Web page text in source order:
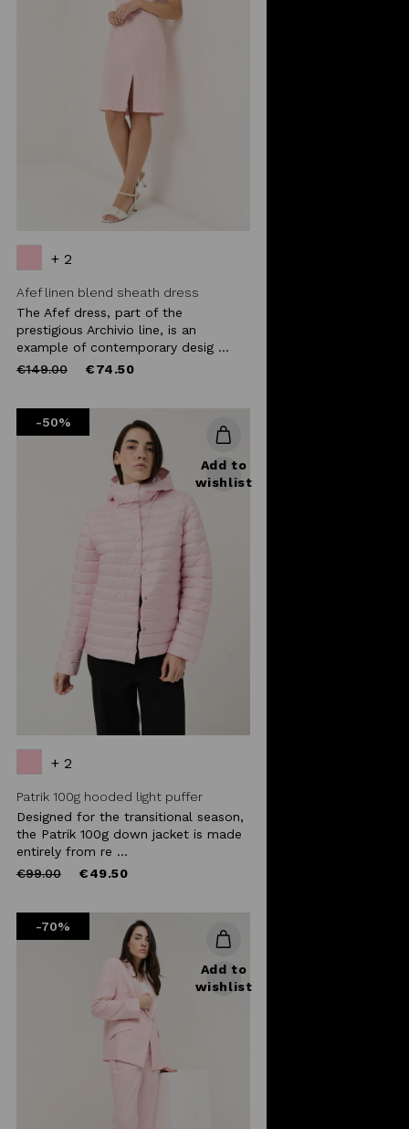
+ 2
Afef linen blend sheath dress
The Afef dress, part of the
prestigious Archivio line, is an
example of contemporary desig ...
Price
€149.00to €74.50
-50%
Add to
wishlist
+ 2
Patrik 100g hooded light puffer
Designed for the transitional season,
the Patrik 100g down jacket is made
entirely from re ...
Price
€99.00to €49.50
-70%
Add to
wishlist